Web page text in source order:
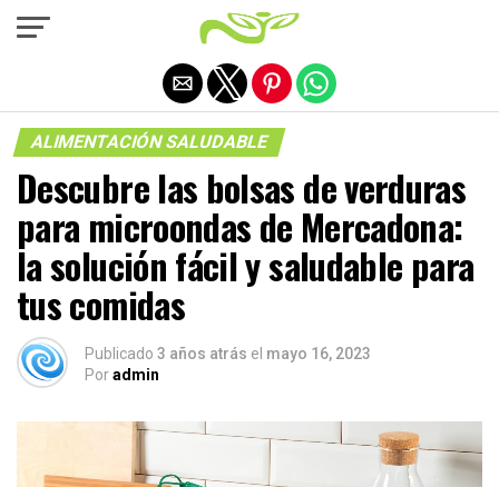
ALIMENTACIÓN SALUDABLE
Descubre las bolsas de verduras
para microondas de Mercadona:
la solución fácil y saludable para
tus comidas
Publicado 3 años atrás el mayo 16, 2023
Poradmin
Salir de la versión móvil